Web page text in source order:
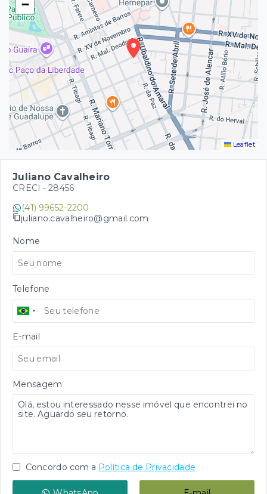
−
Leaflet
Juliano Cavalheiro
CRECI - 28456
(41) 99652-2200
juliano.cavalheiro@gmail.com
Nome
Telefone
E-mail
Mensagem
Concordo com a Política de Privacidade